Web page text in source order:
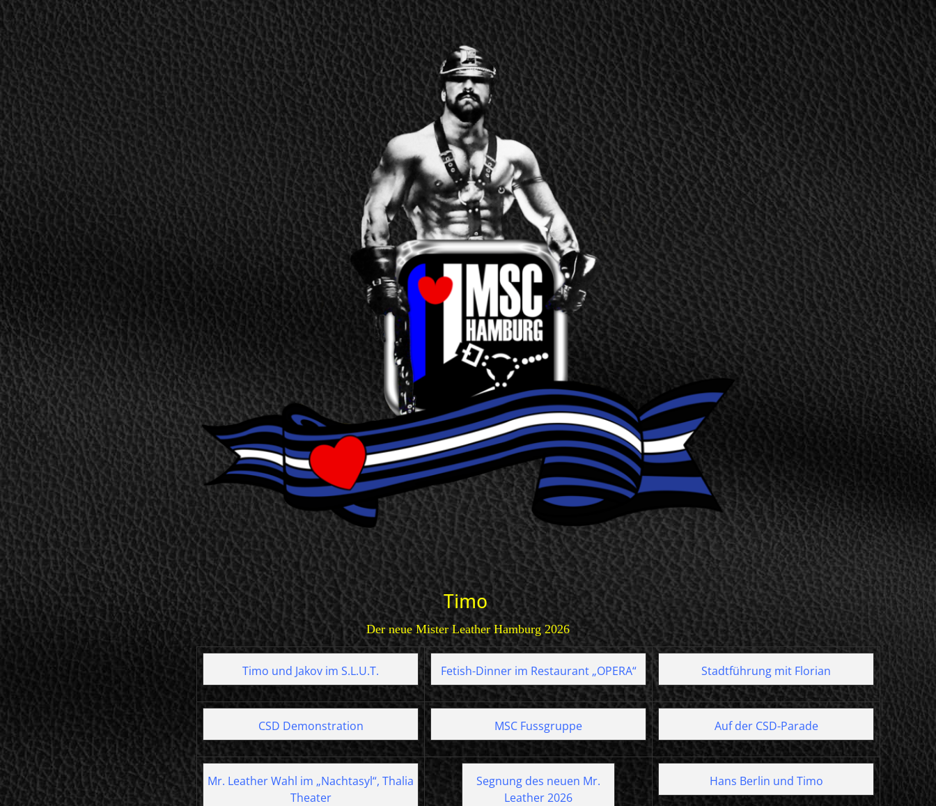
Timo
Der neue Mister Leather Hamburg 2026
Timo und Jakov im S.L.U.T. Fetish-Dinner im Restaurant „OPERA“ Stadtführung mit Florian
CSD Demonstration MSC Fussgruppe Auf der CSD-Parade
Mr. Leather Wahl im „Nachtasyl“, Thalia
Theater
Segnung des neuen Mr.
Leather 2026
Hans Berlin und Timo